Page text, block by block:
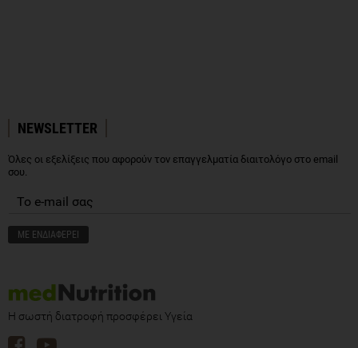
NEWSLETTER
Όλες οι εξελίξεις που αφορούν τον επαγγελματία διαιτολόγο στο email
σου.
Η σωστή διατροφή προσφέρει Υγεία